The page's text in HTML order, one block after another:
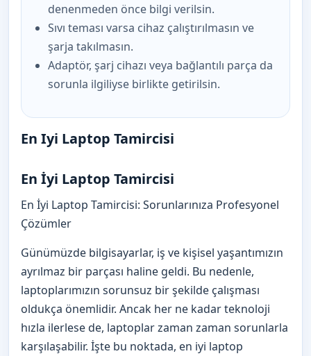
denenmeden önce bilgi verilsin.
Sıvı teması varsa cihaz çalıştırılmasın ve
şarja takılmasın.
Adaptör, şarj cihazı veya bağlantılı parça da
sorunla ilgiliyse birlikte getirilsin.
En Iyi Laptop Tamircisi
En İyi Laptop Tamircisi
En İyi Laptop Tamircisi: Sorunlarınıza Profesyonel
Çözümler
Günümüzde bilgisayarlar, iş ve kişisel yaşantımızın
ayrılmaz bir parçası haline geldi. Bu nedenle,
laptoplarımızın sorunsuz bir şekilde çalışması
oldukça önemlidir. Ancak her ne kadar teknoloji
hızla ilerlese de, laptoplar zaman zaman sorunlarla
karşılaşabilir. İşte bu noktada, en iyi laptop